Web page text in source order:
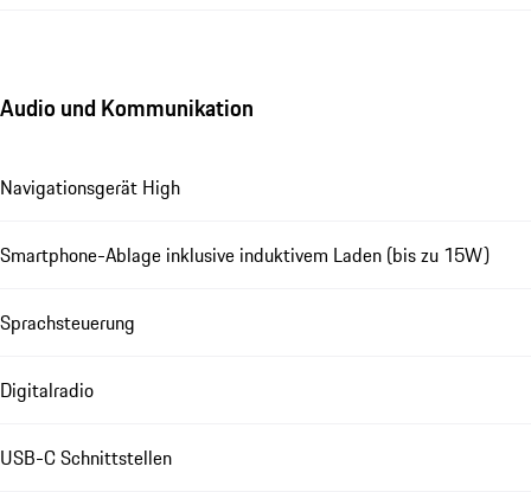
Audio und Kommunikation
Navigationsgerät High
Smartphone-Ablage inklusive induktivem Laden (bis zu 15W)
Sprachsteuerung
Digitalradio
USB-C Schnittstellen